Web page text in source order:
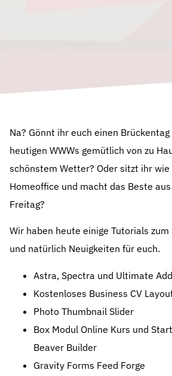
Na? Gönnt ihr euch einen
heutigen WWWs gemütlich von zu
schönstem Wetter? Oder sitzt ihr
Homeoffice und macht das Beste
Freitag?
Wir haben heute einige Tutorials zum
und natürlich Neuigkeiten für euch.
Astra, Spectra und Ultimate
Kostenloses Business CV
Photo Thumbnail Slider
Box Modul Online Kurs und
Beaver Builder
Gravity Forms Feed Forge